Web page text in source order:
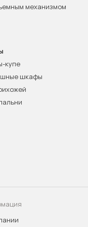
механизмом
купе
шкафы